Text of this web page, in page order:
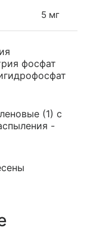
5 мг
фосфат
(1) с
-